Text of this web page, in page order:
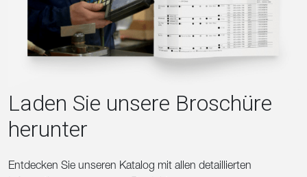
Laden Sie unsere Broschüre
herunter
Entdecken Sie unseren Katalog mit allen detaillierten